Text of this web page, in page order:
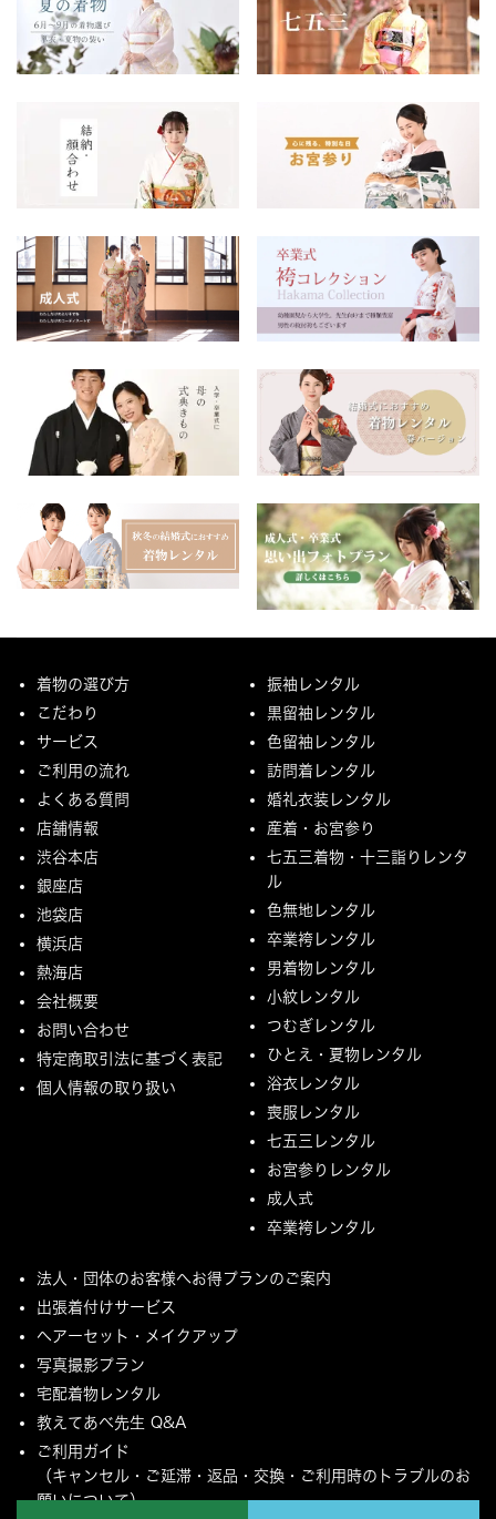
着物の選び方
こだわり
サービス
ご利用の流れ
よくある質問
店舗情報
渋谷本店
銀座店
池袋店
横浜店
熱海店
会社概要
お問い合わせ
特定商取引法に基づく表記
個人情報の取り扱い
振袖レンタル
黒留袖レンタル
色留袖レンタル
訪問着レンタル
婚礼衣装レンタル
産着・お宮参り
七五三着物・十三詣りレンタ
ル
色無地レンタル
卒業袴レンタル
男着物レンタル
小紋レンタル
つむぎレンタル
ひとえ・夏物レンタル
浴衣レンタル
喪服レンタル
七五三レンタル
お宮参りレンタル
成人式
卒業袴レンタル
法人・団体のお客様へお得プランのご案内
出張着付けサービス
ヘアーセット・メイクアップ
写真撮影プラン
宅配着物レンタル
教えてあべ先生 Q&A
ご利用ガイド
（キャンセル・ご延滞・返品・交換・ご利用時のトラブルのお
願いについて）